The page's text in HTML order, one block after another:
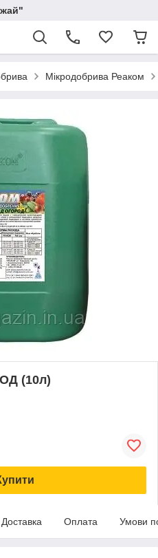
Мікродобрива Реаком
(10л)
Доставка Оплата Умови